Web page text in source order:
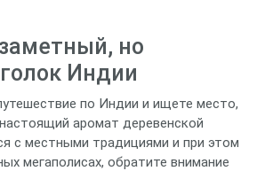
но
Индии
по Индии и ищете место,
аромат деревенской
с местными традициями и при этом
мегаполисах, обратите внимание